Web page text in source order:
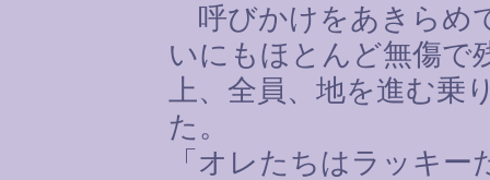
呼びかけをあきらめ
いにもほとんど無傷で
上、全員、地を進む
た。
「オレたちはラッキ